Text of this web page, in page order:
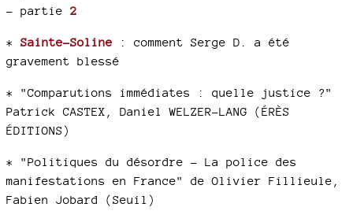
– partie 2
* Sainte-Soline : comment Serge D. a été
gravement blessé
* "Comparutions immédiates : quelle justice ?"
Patrick CASTEX, Daniel WELZER-LANG (ÉRÈS
ÉDITIONS)
* "Politiques du désordre - La police des
manifestations en France" de Olivier Fillieule,
Fabien Jobard (Seuil)